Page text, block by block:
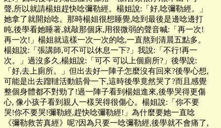
聲,所以就請楊姐趕快唸彌勒經。楊姐說:「好,唸彌勒經。」
她拿了就開始唸。那時楊姐很想睡覺,唸到最後是邊唸邊打
盹,後學看她睡著,就敲那個床,用很微弱的聲音喊:「再一次!
再一次!」楊姐就這樣一次一次的唸,一直熬到清晨五點多。
楊姐說:「張講師,可不可以休息一下?」我說:「不行!再一
次。」過沒多久,楊姐說:「可不 可以上個廁所?」後學說:
「好,去上廁所。」但出去好一陣子怎麼沒有回來?後學心想,
可能是出去蹓韃活動筋骨一下,這時後學竟然哭了?而且感覺
整個身體都不對勁了!過一陣子看到楊姐進來,後學哭得更傷
心, 像小孩子看到親人一樣哭得很傷心。楊姐說:「你不要
哭!你不要哭!彌勒經,趕快唸彌勒經!」為什麼要她一直唸
《彌勒救苦真經》呢?因為只要一唸彌勒經,後學就不會痛了,